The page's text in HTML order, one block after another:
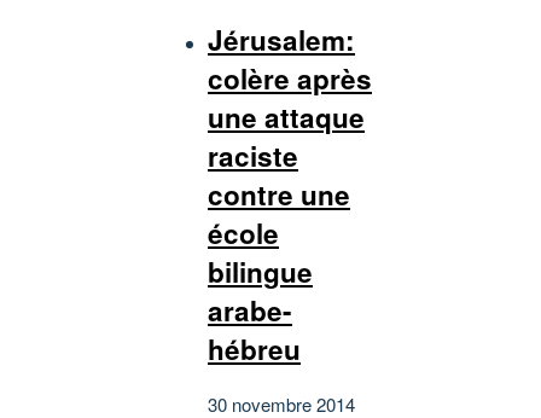
Jérusalem:
colère après
une attaque
raciste
contre une
école
bilingue
arabe-
hébreu
30 novembre 2014